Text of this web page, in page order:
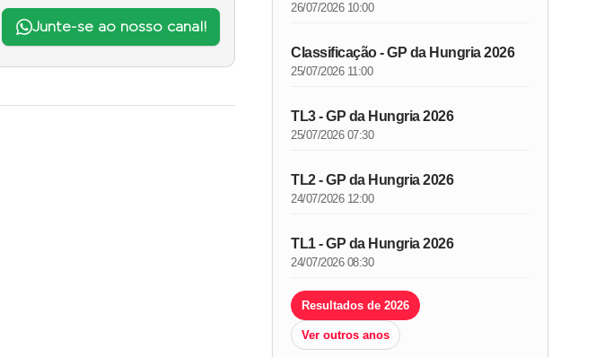
Junte-se ao nosso canal!
26/07/2026 10:00
Classificação - GP da Hungria 2026
25/07/2026 11:00
TL3 - GP da Hungria 2026
25/07/2026 07:30
TL2 - GP da Hungria 2026
24/07/2026 12:00
TL1 - GP da Hungria 2026
24/07/2026 08:30
Resultados de 2026
Ver outros anos